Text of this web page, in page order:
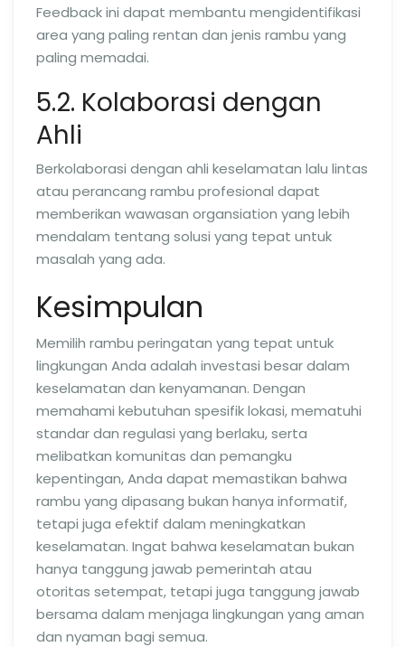
Feedback ini dapat membantu mengidentifikasi
area yang paling rentan dan jenis rambu yang
paling memadai.
5.2. Kolaborasi dengan
Ahli
Berkolaborasi dengan ahli keselamatan lalu lintas
atau perancang rambu profesional dapat
memberikan wawasan organsiation yang lebih
mendalam tentang solusi yang tepat untuk
masalah yang ada.
Kesimpulan
Memilih rambu peringatan yang tepat untuk
lingkungan Anda adalah investasi besar dalam
keselamatan dan kenyamanan. Dengan
memahami kebutuhan spesifik lokasi, mematuhi
standar dan regulasi yang berlaku, serta
melibatkan komunitas dan pemangku
kepentingan, Anda dapat memastikan bahwa
rambu yang dipasang bukan hanya informatif,
tetapi juga efektif dalam meningkatkan
keselamatan. Ingat bahwa keselamatan bukan
hanya tanggung jawab pemerintah atau
otoritas setempat, tetapi juga tanggung jawab
bersama dalam menjaga lingkungan yang aman
dan nyaman bagi semua.